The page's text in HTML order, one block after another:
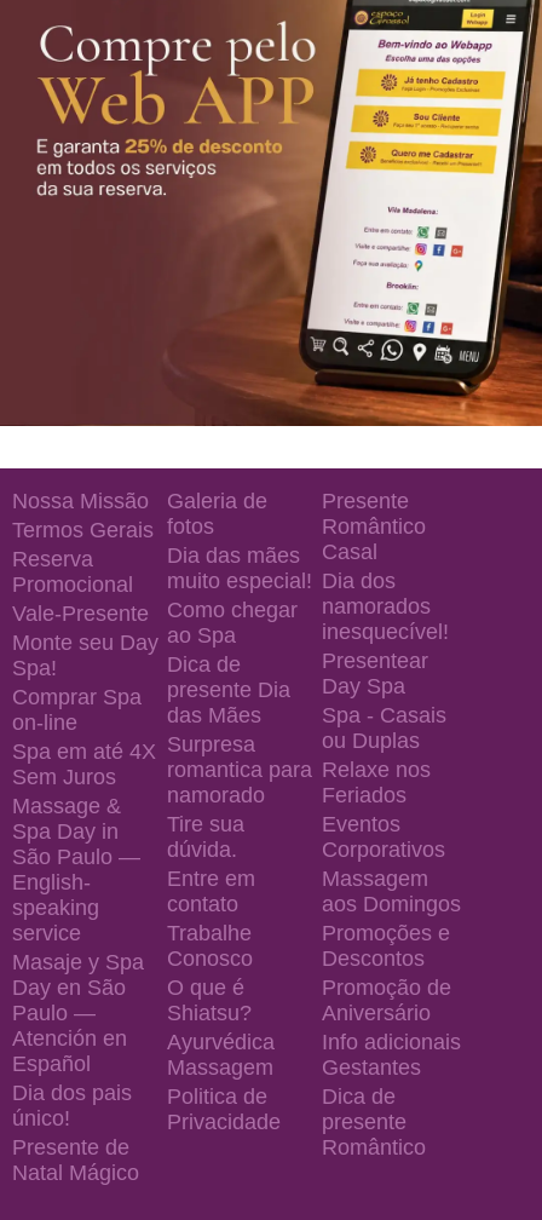
Nossa Missão
Termos Gerais
Reserva
Promocional
Vale-Presente
Monte seu Day
Spa!
Comprar Spa
on-line
Spa em até 4X
Sem Juros
Massage &
Spa Day in
São Paulo —
English-
speaking
service
Masaje y Spa
Day en São
Paulo —
Atención en
Español
Dia dos pais
único!
Presente de
Natal Mágico
Galeria de
fotos
Dia das mães
muito especial!
Como chegar
ao Spa
Dica de
presente Dia
das Mães
Surpresa
romantica para
namorado
Tire sua
dúvida.
Entre em
contato
Trabalhe
Conosco
O que é
Shiatsu?
Ayurvédica
Massagem
Politica de
Privacidade
Presente
Romântico
Casal
Dia dos
namorados
inesquecível!
Presentear
Day Spa
Spa - Casais
ou Duplas
Relaxe nos
Feriados
Eventos
Corporativos
Massagem
aos Domingos
Promoções e
Descontos
Promoção de
Aniversário
Info adicionais
Gestantes
Dica de
presente
Romântico